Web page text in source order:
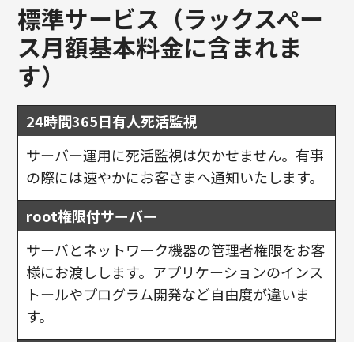
標準サービス（ラックスペー
ス月額基本料金に含まれま
す）
24時間365日有人死活監視
サーバー運用に死活監視は欠かせません。有事
の際には速やかにお客さまへ通知いたします。
root権限付サーバー
サーバとネットワーク機器の管理者権限をお客
様にお渡しします。アプリケーションのインス
トールやプログラム開発など自由度が違いま
す。